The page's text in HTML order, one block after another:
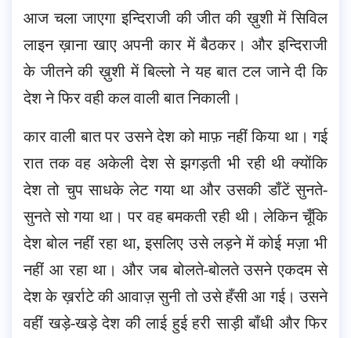
आज चला जाएगा इन्दिराजी की जीत की ख़ुशी में सिविल
लाइन ख़ाना खाए अपनी कार में बैठकर। और इन्दिराजी
के जीतने की ख़ुशी में बिल्लो ने यह बात टल जाने दी कि
देश ने फिर वही कल वाली बात निकाली।
कार वाली बात पर उसने देश को माफ़ नहीं किया था। गई
रात तक वह अकेली देश से झगड़ती भी रही थी क्योंकि
देश तो चुप साधके लेट गया था और उसकी डाँटें सुनते-
सुनते सो गया था। पर वह बमकती रही थी। लेकिन चूँकि
देश बोल नहीं रहा था, इसलिए उसे लड़ने में कोई मज़ा भी
नहीं आ रहा था। और जब बोलते-बोलते उसने एकदम से
देश के ख़र्राटे की आवाज़ सुनी तो उसे हँसी आ गई। उसने
वहीं खड़े-खड़े देश की लाई हुई हरी साड़ी बाँधी और फिर